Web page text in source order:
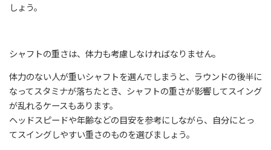
しょう。
シャフトの重さは、体力も考慮しなければなりません。
体力のない人が重いシャフトを選んでしまうと、ラウンドの後半に
なってスタミナが落ちたとき、シャフトの重さが影響してスイング
が乱れるケースもあります。
ヘッドスピードや年齢などの目安を参考にしながら、自分にとっ
てスイングしやすい重さのものを選びましょう。